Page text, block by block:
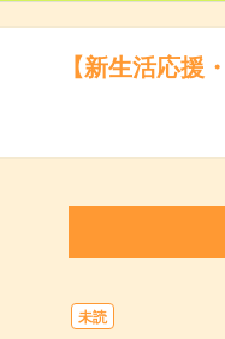
【新生活応援
未読